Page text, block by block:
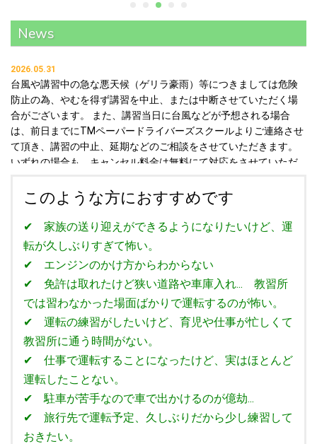
News
2026.05.31
台風や講習中の急な悪天候（ゲリラ豪雨）等につきましては危険
防止の為、やむを得ず講習を中止、または中断させていただく場
合がございます。 また、講習当日に台風などが予想される場合
は、前日までにTMペーパードライバーズスクールよりご連絡させ
て頂き、講習の中止、延期などのご相談をさせていただきます。
いずれの場合も、キャンセル料金は無料にて対応をさせていただ
ましては、予約状況によりご希望に添えない場合がございます。
あらかじめご了承頂けますよう、何卒よろしくお願いいたしま
す。
講習中の急な天候悪化（局地的大雨）等については、やむを得ず
講習を中止、または中断させていただく場合がございます。 な
お、講習の中止に関する講習の振替日時につきましては、予約状
況によりご希望に添えない場合がございます。 あらかじめご了承
頂けますよう、何卒よろしくお願いいたします。
2025.03.28
【講習受講時のマスク着用について】 TMペーパードライバーズス
クールでは、講習中のマスク着用につきましてはお客様のご判断
とさせていただきます。 なお、インストラクターは今まで通りマ
スク着用で教習させていただきます。
このような方におすすめです
✔ 家族の送り迎えができるようになりたいけど、運
転が久しぶりすぎて怖い。
✔ エンジンのかけ方からわからない
✔ 免許は取れたけど狭い道路や車庫入れ... 教習所
では習わなかった場面ばかりで運転するのが怖い。
✔ 運転の練習がしたいけど、育児や仕事が忙しくて
教習所に通う時間がない。
✔ 仕事で運転することになったけど、実はほとんど
運転したことない。
✔ 駐車が苦手なので車で出かけるのが億劫...
✔ 旅行先で運転予定、久しぶりだから少し練習して
おきたい。